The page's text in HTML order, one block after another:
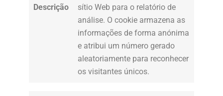
Descrição
sítio Web para o relatório de
análise. O cookie armazena as
informações de forma anónima
e atribui um número gerado
aleatoriamente para reconhecer
os visitantes únicos.